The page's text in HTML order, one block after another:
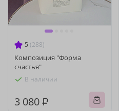
5 (288)
Композиция "Форма
счастья"
В наличии
3 080 ₽